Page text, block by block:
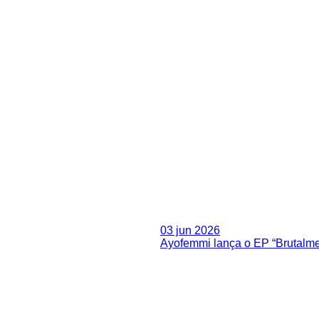
03 jun 2026
Ayofemmi lança o EP